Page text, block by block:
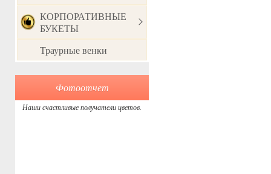
КОРПОРАТИВНЫЕ
БУКЕТЫ
Траурные венки
Фотоотчет
Наши счастливые получатели цветов.